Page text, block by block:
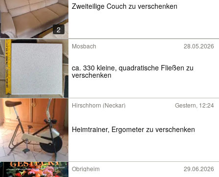
2
Zweiteilige Couch zu verschenken
Mosbach 28.05.2026
ca. 330 kleine, quadratische Fließen zu
verschenken
Hirschhorn (Neckar) Gestern, 12:24
Heimtrainer, Ergometer zu verschenken
Obrigheim 29.06.2026